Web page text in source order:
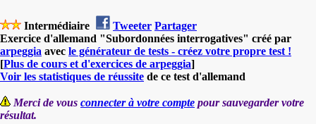
Intermédiaire Tweeter Partager
Exercice d'allemand "Subordonnées interrogatives" créé par
arpeggia avec le générateur de tests - créez votre propre test !
[Plus de cours et d'exercices de arpeggia]
Voir les statistiques de réussite de ce test d'allemand
Merci de vous connecter à votre compte pour sauvegarder votre
résultat.